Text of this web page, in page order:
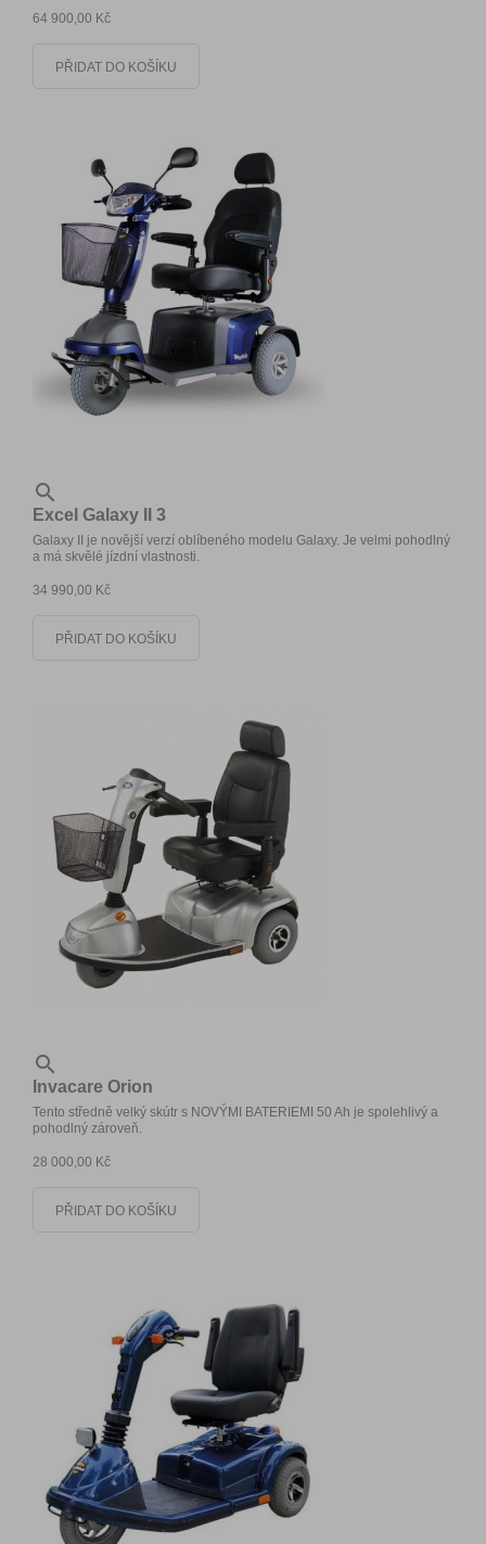
64 900,00 Kč
PŘIDAT DO KOŠÍKU

Excel Galaxy II 3
Galaxy II je novější verzí oblíbeného modelu Galaxy. Je velmi pohodlný
a má skvělé jízdní vlastnosti.
34 990,00 Kč
PŘIDAT DO KOŠÍKU

Invacare Orion
Tento středně velký skútr s NOVÝMI BATERIEMI 50 Ah je spolehlivý a
pohodlný zároveň.
28 000,00 Kč
PŘIDAT DO KOŠÍKU